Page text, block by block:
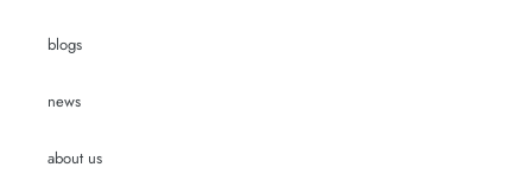
blogs
news
about us